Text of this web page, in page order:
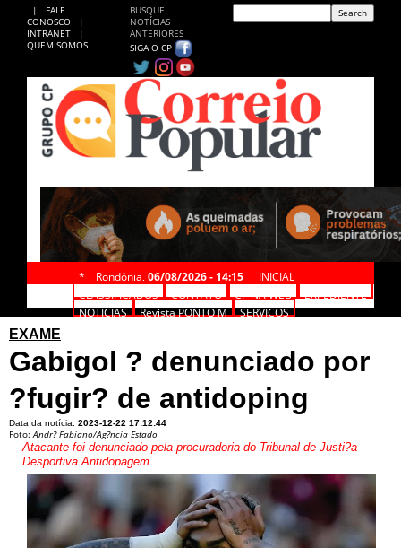
|
FALE
CONOSCO
|
INTRANET
|
QUEM SOMOS
BUSQUE
NOTÍCIAS
ANTERIORES
SIGA O CP
* Rondônia, 06/08/2026 - 14:15
INICIAL
CLASSIFICADOS
CONTATO CP NA WEB
EXPEDIENTE
NOTÍCIAS
Revista PONTO M
SERVIÇOS
EXAME
Gabigol ? denunciado por
?fugir? de antidoping
Data da notícia: 2023-12-22 17:12:44
Foto:Andr? Fabiano/Ag?ncia Estado
Atacante foi denunciado pela procuradoria do Tribunal de Justi?a
Desportiva Antidopagem